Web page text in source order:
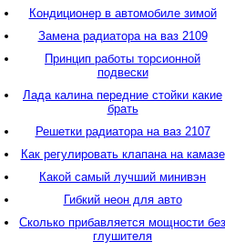
Кондиционер в автомобиле зимой
Замена радиатора на ваз 2109
Принцип работы торсионной
подвески
Лада калина передние стойки какие
брать
Решетки радиатора на ваз 2107
Как регулировать клапана на камазе
Какой самый лучший минивэн
Гибкий неон для авто
Сколько прибавляется мощности без
глушителя